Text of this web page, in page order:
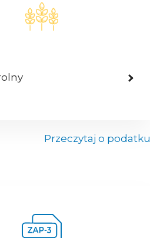
Przeczytaj o podatku